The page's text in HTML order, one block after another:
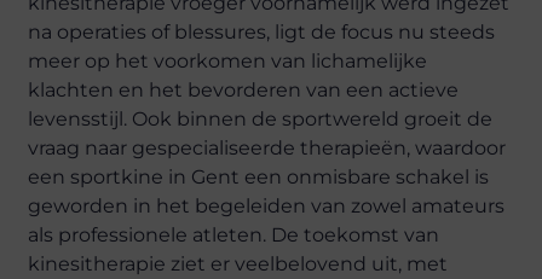
na operaties of blessures, ligt de focus nu steeds
meer op het voorkomen van lichamelijke
klachten en het bevorderen van een actieve
levensstijl. Ook binnen de sportwereld groeit de
vraag naar gespecialiseerde therapieën, waardoor
een sportkine in Gent een onmisbare schakel is
geworden in het begeleiden van zowel amateurs
als professionele atleten. De toekomst van
kinesitherapie ziet er veelbelovend uit, met